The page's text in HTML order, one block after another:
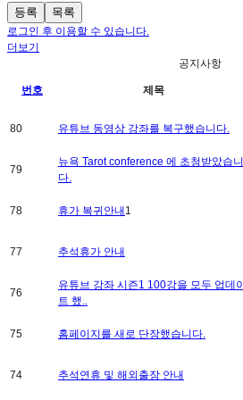
등록 목록
로그인 후 이용할 수 있습니다.
더보기
공지사항
번호 제목
80 유튜브 동영상 강좌를 복구했습니다.
79
뉴욕 Tarot conference 에 초청받았습니
다.
78 휴가 복귀안내 1
77 추석휴가 안내
76
유튜브 강좌 시즌1 100강을 모두 업데이
트 했..
75 홈페이지를 새로 단장했습니다.
74 추석연휴 및 해외출장 안내